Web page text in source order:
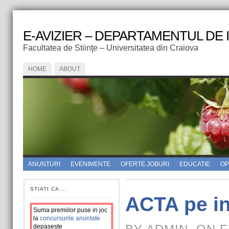
E-AVIZIER – DEPARTAMENTUL DE
Facultatea de Stiinţe – Universitatea din Craiova
HOME ABOUT
ANUNTURI EVENIMENTE OFERTE JOBURI EDUCATIE
STIATI CA….
Suma premiilor puse in joc
la concursurile anuntate
depaseste
ACTA pe